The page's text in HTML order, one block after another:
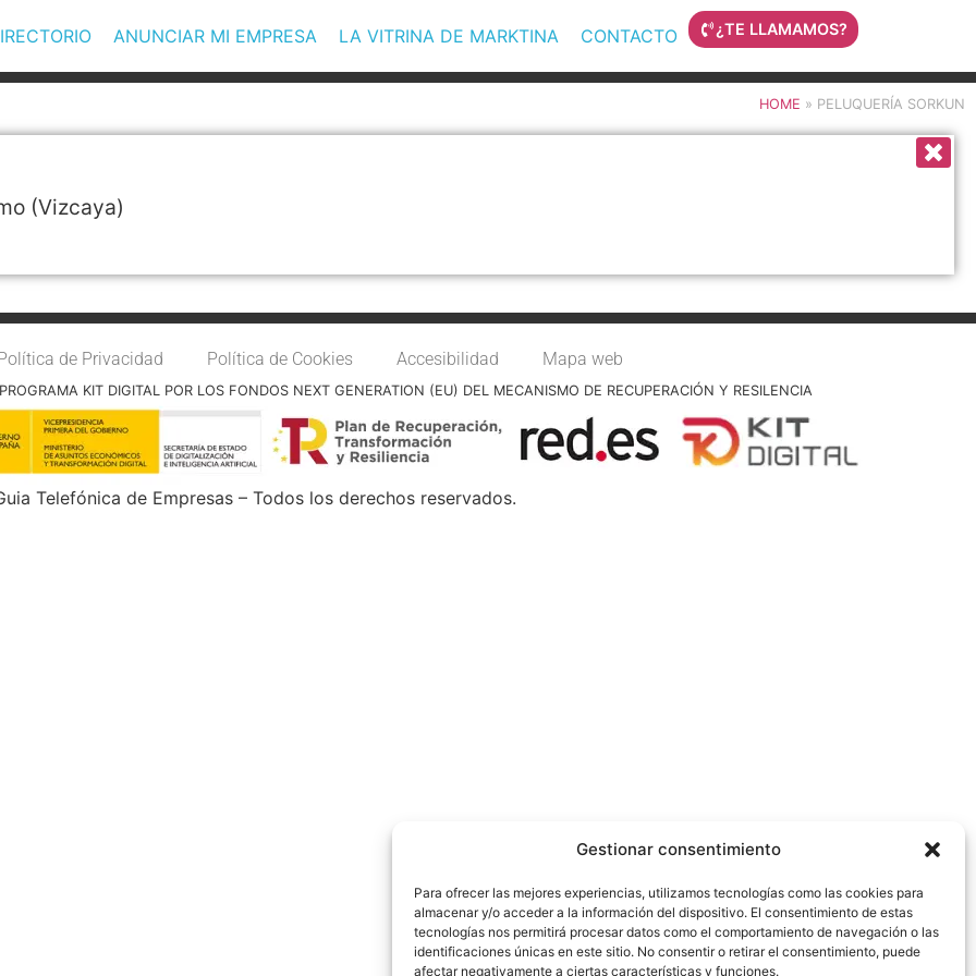
Gestionar consentimiento
Para ofrecer las mejores experiencias, utilizamos tecnologías como las cookies para
almacenar y/o acceder a la información del dispositivo. El consentimiento de estas
tecnologías nos permitirá procesar datos como el comportamiento de navegación o las
identificaciones únicas en este sitio. No consentir o retirar el consentimiento, puede
afectar negativamente a ciertas características y funciones.
ANUNCIAR MI EMPRESA LA VITRINA DE MARKTINA CONTACTO ¿TE LLAMAMOS?
HOME » PELUQUERÍA SORKUN
(Vizcaya)
de Privacidad Política de Cookies Accesibilidad Mapa web
KIT DIGITAL POR LOS FONDOS NEXT GENERATION (EU) DEL MECANISMO DE RECUPERACIÓN Y RESILENCIA
Telefónica de Empresas – Todos los derechos reservados.